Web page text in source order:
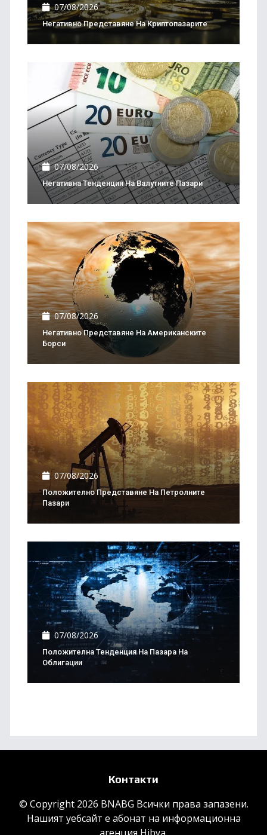
07/08/2026
Негативно Представяне На Криптопазарите
07/08/2026
Негативна Тенденция На Валутните Пазари
07/08/2026
Негативно Представяне На Американските
Борси
07/08/2026
Положително Представяне На Петролните
Пазари
07/08/2026
Положителна Тенденция На Пазара На
Облигации
Контакти
© Copyright 2026 BNABG Всички права запазени.
Нашият уебсайт е абонат на информационна